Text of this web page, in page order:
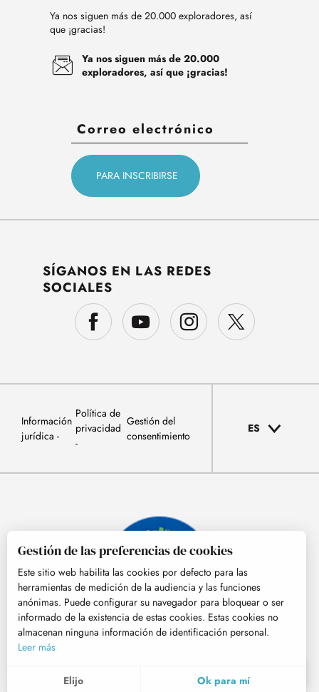
MENÚ
Ya nos siguen más de 20.000 exploradores, así
que ¡gracias!
Ya nos siguen más de 20.000
exploradores, así que ¡gracias!
SÍGANOS EN LAS REDES
SOCIALES
Información
jurídica
Política de
privacidad
Gestión del
consentimiento
ES
© Tourisme Hautes-Pyrénées
Gestión de las preferencias de cookies
Este sitio web habilita las cookies por defecto para las
herramientas de medición de la audiencia y las funciones
anónimas. Puede configurar su navegador para bloquear o ser
informado de la existencia de estas cookies. Estas cookies no
almacenan ninguna información de identificación personal.
Leer más
Elijo Ok para mí